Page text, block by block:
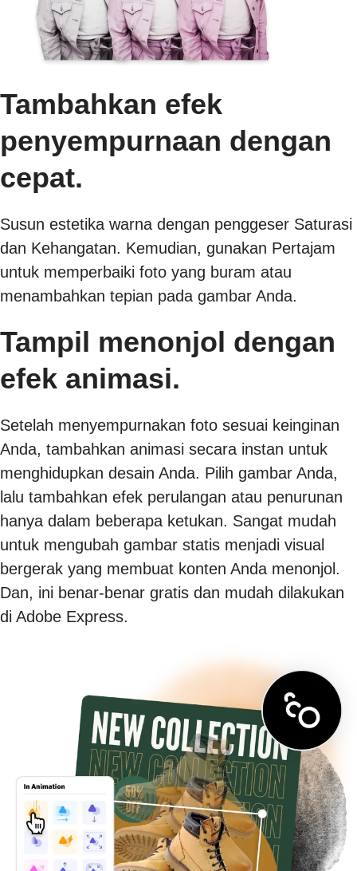
Tambahkan efek
penyempurnaan dengan
cepat.
Susun estetika warna dengan penggeser Saturasi
dan Kehangatan. Kemudian, gunakan Pertajam
untuk memperbaiki foto yang buram atau
menambahkan tepian pada gambar Anda.
Tampil menonjol dengan
efek animasi.
Setelah menyempurnakan foto sesuai keinginan
Anda, tambahkan animasi secara instan untuk
menghidupkan desain Anda. Pilih gambar Anda,
lalu tambahkan efek perulangan atau penurunan
hanya dalam beberapa ketukan. Sangat mudah
untuk mengubah gambar statis menjadi visual
bergerak yang membuat konten Anda menonjol.
Dan, ini benar-benar gratis dan mudah dilakukan
di Adobe Express.